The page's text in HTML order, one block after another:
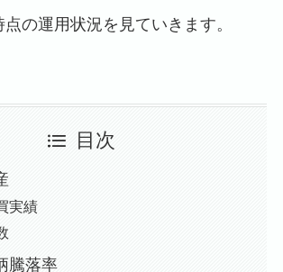
の運用状況を見ていきます。
目次
実績
騰落率